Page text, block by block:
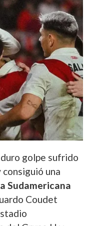
golpe sufrido
una
Sudamericana
Coudet